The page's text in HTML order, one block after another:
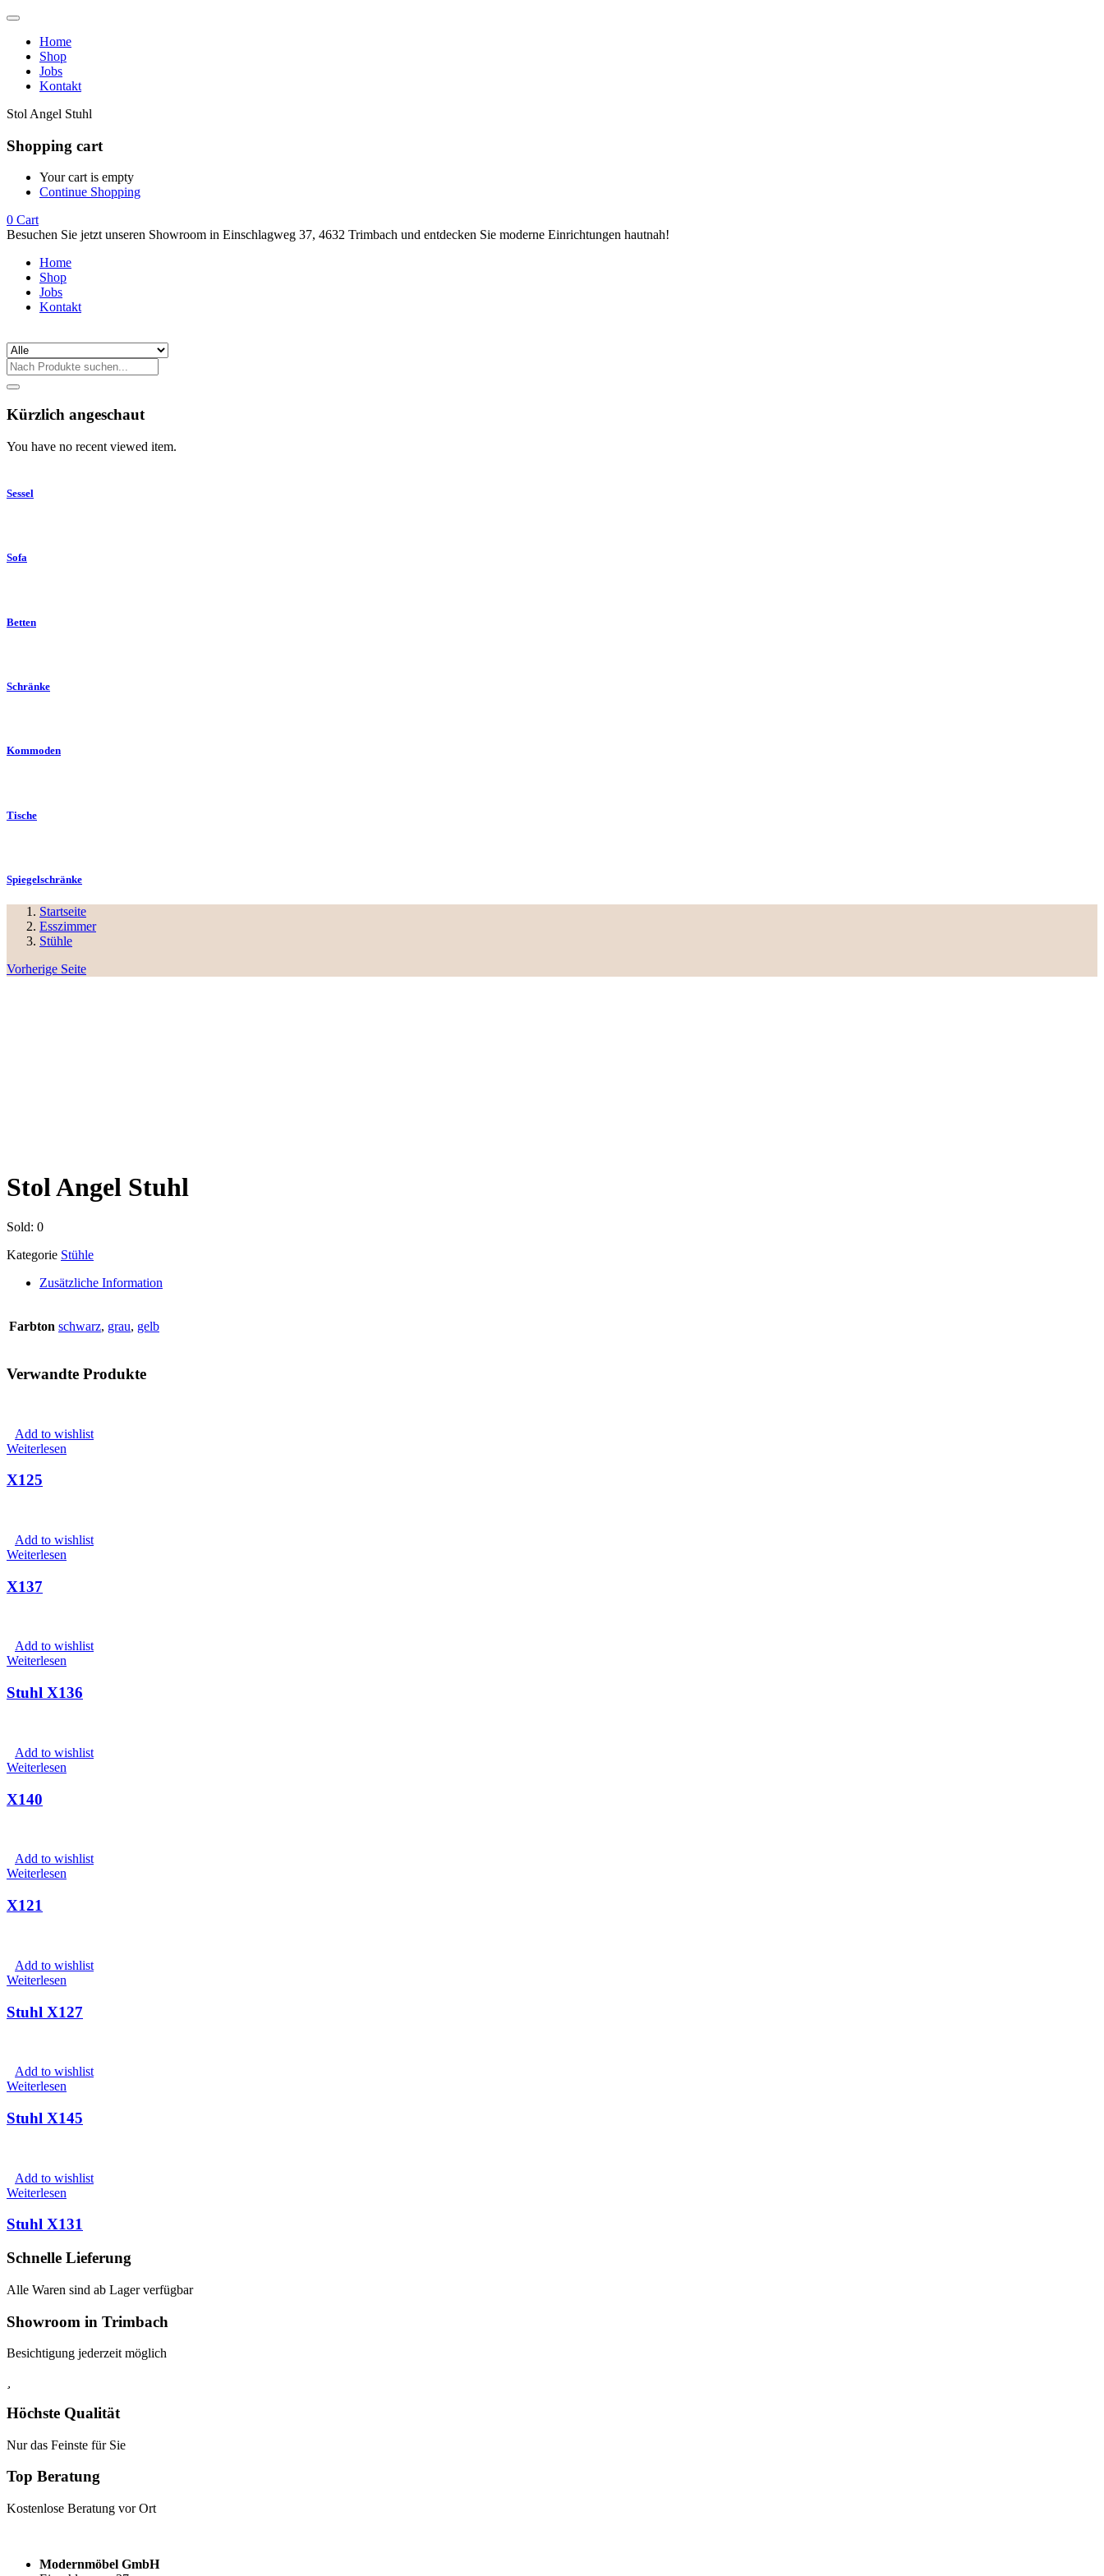
Home
Shop
Jobs
Kontakt
Stol Angel Stuhl
Shopping cart
Your cart is empty
Continue Shopping
0 Cart
Besuchen Sie jetzt unseren Showroom in Einschlagweg 37, 4632 Trimbach und entdecken Sie moderne Einrichtungen hautnah!
Home
Shop
Jobs
Kontakt
Kürzlich angeschaut
You have no recent viewed item.
Sessel
Sofa
Betten
Schränke
Kommoden
Tische
Spiegelschränke
Startseite
Esszimmer
Stühle
Vorherige Seite
Stol Angel Stuhl
Sold: 0
Kategorie Stühle
Zusätzliche Information
Farbton schwarz, grau, gelb
Verwandte Produkte
Add to wishlist
Weiterlesen
X125
Add to wishlist
Weiterlesen
X137
Add to wishlist
Weiterlesen
Stuhl X136
Add to wishlist
Weiterlesen
X140
Add to wishlist
Weiterlesen
X121
Add to wishlist
Weiterlesen
Stuhl X127
Add to wishlist
Weiterlesen
Stuhl X145
Add to wishlist
Weiterlesen
Stuhl X131
Schnelle Lieferung
Alle Waren sind ab Lager verfügbar
Showroom in Trimbach
Besichtigung jederzeit möglich
Höchste Qualität
Nur das Feinste für Sie
Top Beratung
Kostenlose Beratung vor Ort
Modernmöbel GmbH